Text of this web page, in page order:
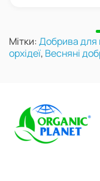
Мітки:Добрива для
орхідеї, Весняні